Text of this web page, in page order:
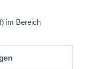
im Bereich